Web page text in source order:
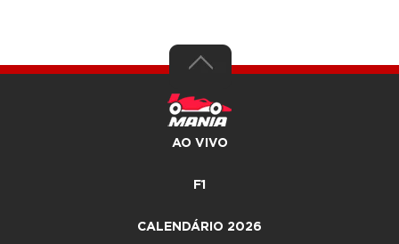
AO VIVO
F1
CALENDÁRIO 2026